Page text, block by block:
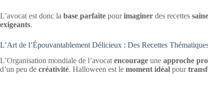
L’avocat est donc la base parfaite pourimaginer des recettes
exigeants.
L’Art de l’Épouvantablement Délicieux : Des Recettes
L’Organisation mondiale de l’avocat encourage une approche
d’un peu de créativité. Halloween est le moment idéal pour